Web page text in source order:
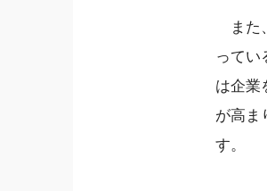
また
ってい
は企業
が高ま
す。